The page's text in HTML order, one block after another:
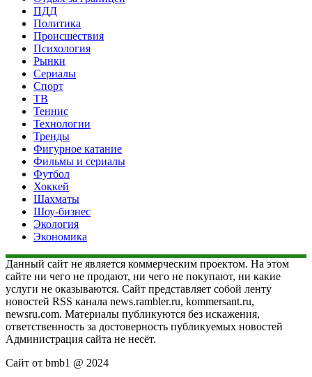
ПДД
Политика
Происшествия
Психология
Рынки
Сериалы
Спорт
ТВ
Теннис
Технологии
Тренды
Фигурное катание
Фильмы и сериалы
Футбол
Хоккей
Шахматы
Шоу-бизнес
Экология
Экономика
Данный сайт не является коммерческим проектом. На этом
сайте ни чего не продают, ни чего не покупают, ни какие
услуги не оказываются. Сайт представляет собой ленту
новостей RSS канала news.rambler.ru, kommersant.ru,
newsru.com. Материалы публикуются без искажения,
ответственность за достоверность публикуемых новостей
Администрация сайта не несёт.
Сайт от bmb1 @ 2024